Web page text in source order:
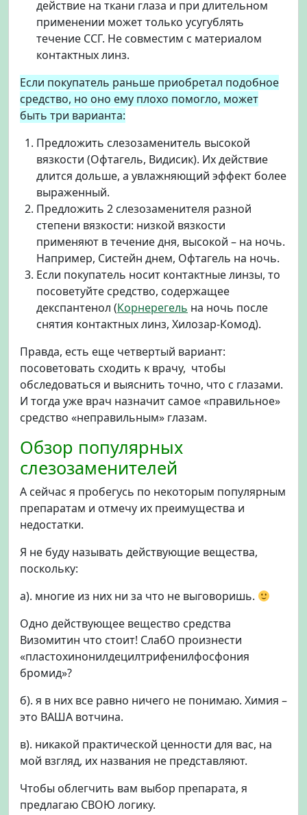
действие на ткани глаза и при длительном
применении может только усугублять
течение ССГ. Не совместим с материалом
контактных линз.
Если покупатель раньше приобретал подобное
средство, но оно ему плохо помогло, может
быть три варианта:
Предложить слезозаменитель высокой
вязкости (Офтагель, Видисик). Их действие
длится дольше, а увлажняющий эффект более
выраженный.
Предложить 2 слезозаменителя разной
степени вязкости: низкой вязкости
применяют в течение дня, высокой – на ночь.
Например, Систейн днем, Офтагель на ночь.
Если покупатель носит контактные линзы, то
посоветуйте средство, содержащее
декспантенол (Корнерегель на ночь после
снятия контактных линз, Хилозар-Комод).
Правда, есть еще четвертый вариант:
посоветовать сходить к врачу, чтобы
обследоваться и выяснить точно, что с глазами.
И тогда уже врач назначит самое «правильное»
средство «неправильным» глазам.
Обзор популярных
слезозаменителей
А сейчас я пробегусь по некоторым популярным
препаратам и отмечу их преимущества и
недостатки.
Я не буду называть действующие вещества,
поскольку:
а). многие из них ни за что не выговоришь.
Одно действующее вещество средства
Визомитин что стоит! СлабО произнести
«пластохинонилдецилтрифенилфосфония
бромид»?
б). я в них все равно ничего не понимаю. Химия –
это ВАША вотчина.
в). никакой практической ценности для вас, на
мой взгляд, их названия не представляют.
Чтобы облегчить вам выбор препарата, я
предлагаю СВОЮ логику.